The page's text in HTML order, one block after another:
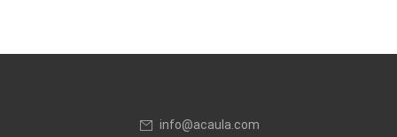
info@acaula.com